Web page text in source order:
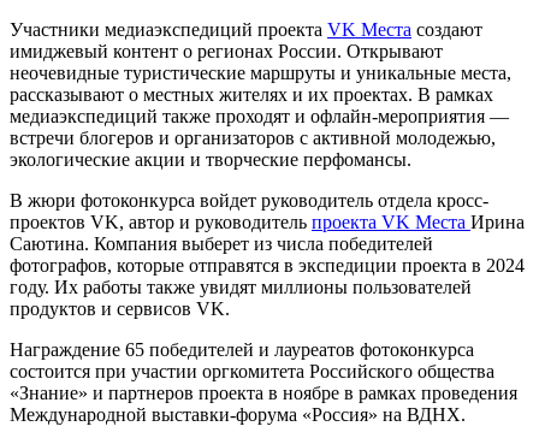
Участники медиаэкспедиций проекта VK Места создают
имиджевый контент о регионах России. Открывают
неочевидные туристические маршруты и уникальные места,
рассказывают о местных жителях и их проектах. В рамках
медиаэкспедиций также проходят и офлайн-мероприятия —
встречи блогеров и организаторов с активной молодежью,
экологические акции и творческие перфомансы.
В жюри фотоконкурса войдет руководитель отдела кросс-
проектов VK, автор и руководитель проекта VK Места Ирина
Саютина. Компания выберет из числа победителей
фотографов, которые отправятся в экспедиции проекта в 2024
году. Их работы также увидят миллионы пользователей
продуктов и сервисов VK.
Награждение 65 победителей и лауреатов фотоконкурса
состоится при участии оргкомитета Российского общества
«Знание» и партнеров проекта в ноябре в рамках проведения
Международной выставки-форума «Россия» на ВДНХ.